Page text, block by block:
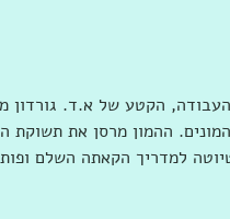
הקטע של א.ד. גורדון
ההמון מרסן את תשוקת
למדריך הקאתה השלם